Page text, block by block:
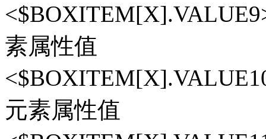
素属性值
元素属性值